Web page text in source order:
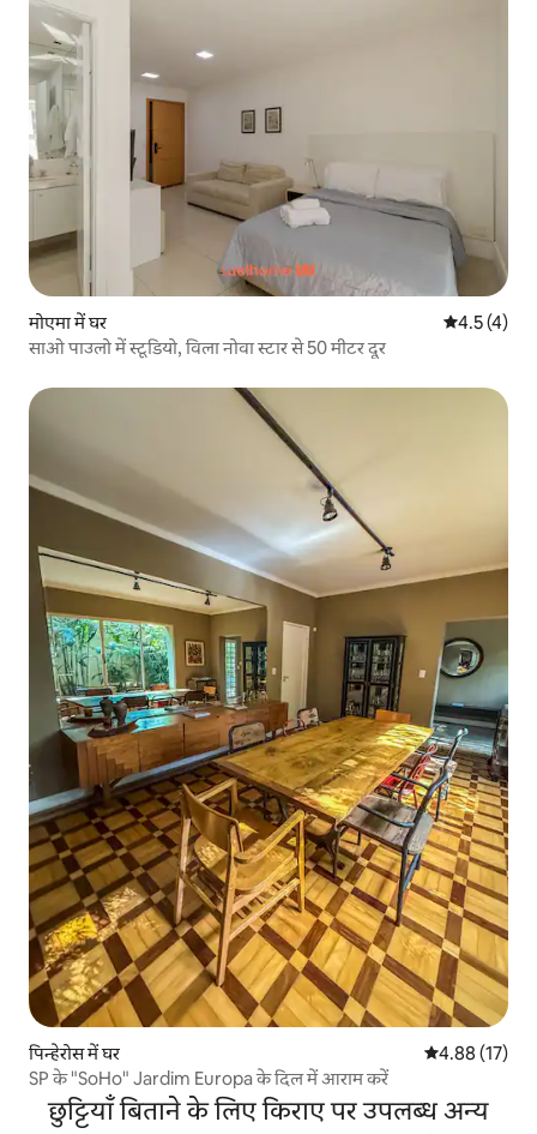
मोएमा में घर औसत रेटिंग 5
4.5 (4)
साओ पाउलो में स्टूडियो, विला नोवा स्टार से 50 मीटर दूर
पिन्हेरोस में घर औसत रेटिंग 5 में
4.88 (17)
SP के "SoHo" Jardim Europa के दिल में आराम करें
छुट्टियाँ बिताने के लिए किराए पर उपलब्ध अन्य